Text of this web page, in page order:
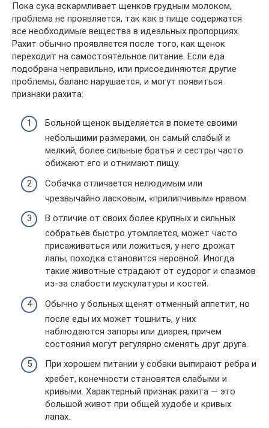
Пока сука вскармливает щенков грудным молоком,
проблема не проявляется, так как в пище содержатся
все необходимые вещества в идеальных пропорциях.
Рахит обычно проявляется после того, как щенок
переходит на самостоятельное питание. Если еда
подобрана неправильно, или присоединяются другие
проблемы, баланс нарушается, и могут появиться
признаки рахита:
Больной щенок выделяется в помете своими
небольшими размерами, он самый слабый и
мелкий, более сильные братья и сестры часто
обижают его и отнимают пищу.
Собачка отличается нелюдимым или
чрезвычайно ласковым, «прилипчивым» нравом.
В отличие от своих более крупных и сильных
собратьев быстро утомляется, может часто
присаживаться или ложиться, у него дрожат
лапы, походка становится неровной. Иногда
такие животные страдают от судорог и спазмов
из-за слабости мускулатуры и костей.
Обычно у больных щенят отменный аппетит, но
после еды их может тошнить, у них
наблюдаются запоры или диарея, причем
состояния могут регулярно сменять друг друга.
При хорошем питании у собаки выпирают ребра и
хребет, конечности становятся слабыми и
кривыми. Характерный признак рахита — это
большой живот при общей худобе и кривых
лапах.